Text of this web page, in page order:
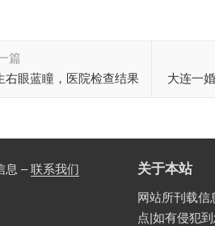
篇
右眼蓝瞳，医院检查结果
大连一
息 –联系我们 关于本站
网站所刊载信
点|如有侵犯